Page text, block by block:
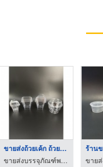
ขายส่งถ้วยเค้ก ถ้วยม ...
ขายส่งบรรจุภัณฑ์พลาสติกอาหาร - ขนม ธนาแพคเกจจิ้ง